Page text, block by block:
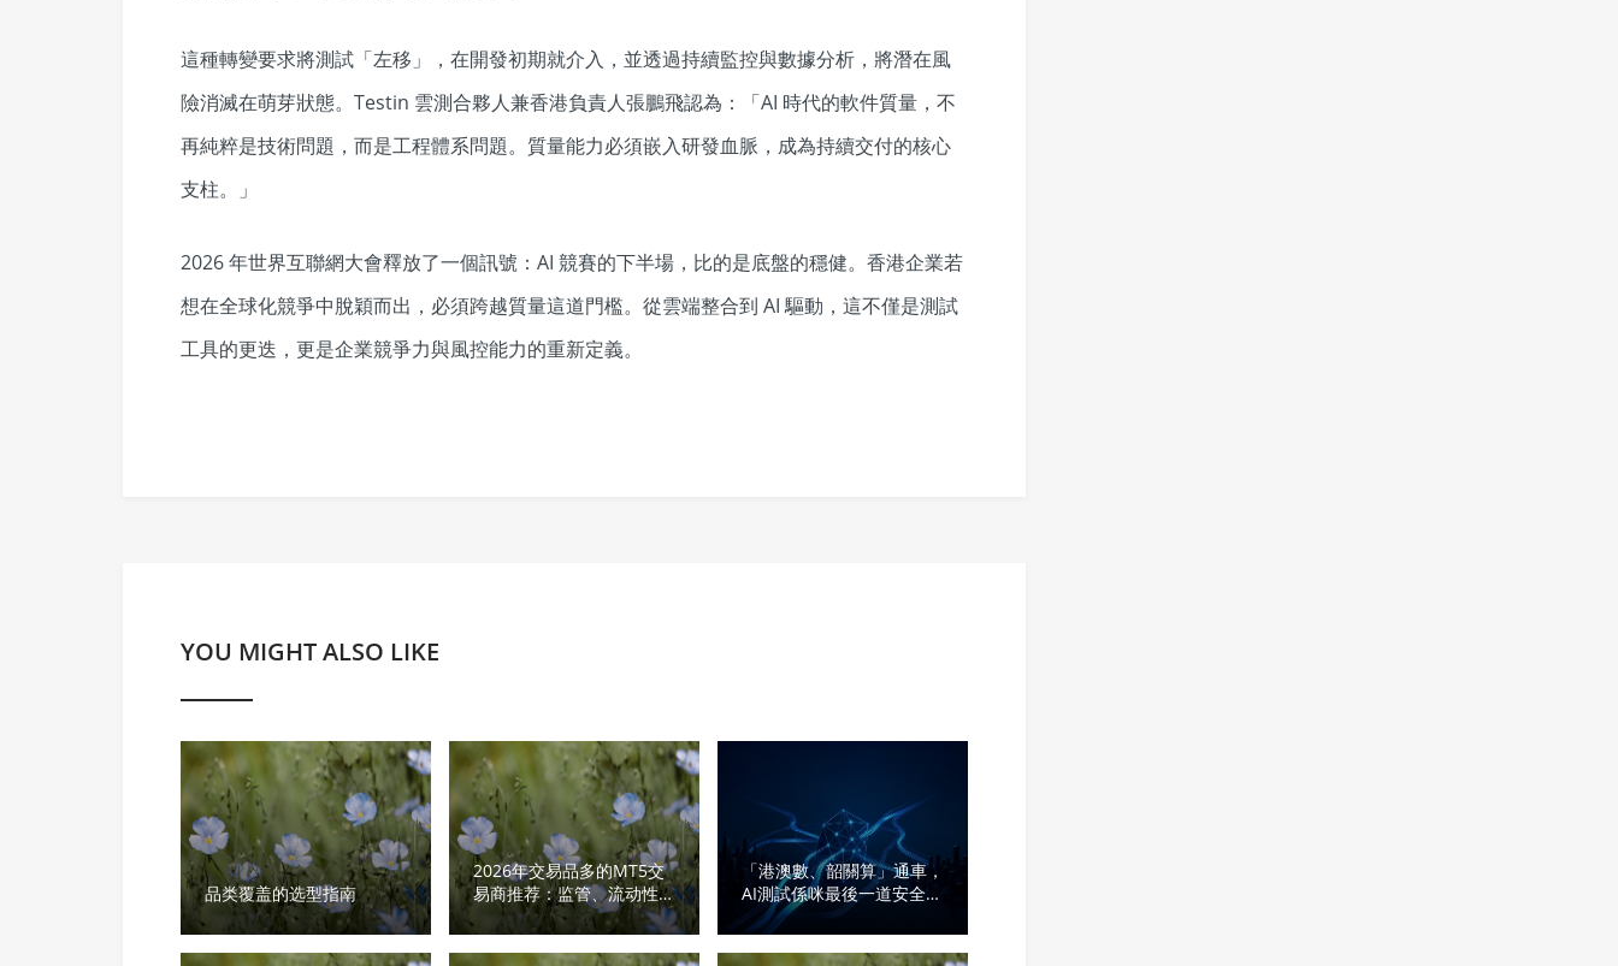
這種轉變要求將測試「左移」，在開發初期就介入，並透過持續監控與數據分析，將潛在風
險消滅在萌芽狀態。Testin 雲測合夥人兼香港負責人張鵬飛認為：「AI 時代的軟件質量，不
再純粹是技術問題，而是工程體系問題。質量能力必須嵌入研發血脈，成為持續交付的核心
支柱。」
2026 年世界互聯網大會釋放了一個訊號：AI 競賽的下半場，比的是底盤的穩健。香港企業若
想在全球化競爭中脫穎而出，必須跨越質量這道門檻。從雲端整合到 AI 驅動，這不僅是測試
工具的更迭，更是企業競爭力與風控能力的重新定義。
YOU MIGHT ALSO LIKE
品类覆盖的选型指南
2026年交易品多的MT5交
易商推荐：监管、流动性与
品类覆盖的选型指南
「港澳數、韶關算」通車，
AI測試係咪最後一道安全
閥？